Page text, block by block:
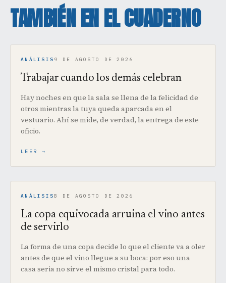
TAMBIÉN EN EL CUADERNO
ANÁLISIS 9 DE AGOSTO DE 2026
Trabajar cuando los demás celebran
Hay noches en que la sala se llena de la felicidad de
otros mientras la tuya queda aparcada en el
vestuario. Ahí se mide, de verdad, la entrega de este
oficio.
LEER
ANÁLISIS8 DE AGOSTO DE 2026
La copa equivocada arruina el vino antes
de servirlo
La forma de una copa decide lo que el cliente va a oler
antes de que el vino llegue a su boca: por eso una
casa seria no sirve el mismo cristal para todo.